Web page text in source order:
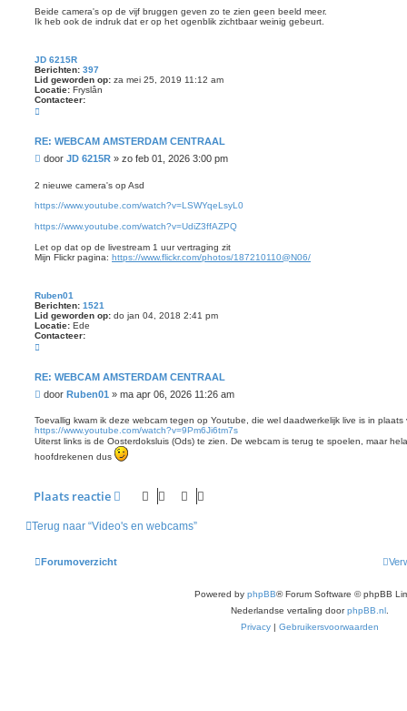
r
i
t
Beide camera's op de vijf bruggen geven zo te zien geen beeld meer.
Ik heb ook de indruk dat er op het ogenblik zichtbaar weinig gebeurt.
JD 6215R
Berichten: 397
Lid geworden op: za mei 25, 2019 11:12 am
Locatie: Fryslân
Contacteer:
t
c
e
J
6
1
5
RE: WEBCAM AMSTERDAM CENTRAAL
B
r
c
door JD 6215R » zo feb 01, 2026 3:00 pm
2 nieuwe camera's op Asd
https://www.youtube.com/watch?v=LSWYqeLsyL0
https://www.youtube.com/watch?v=UdiZ3ffAZPQ
Let op dat op de livestream 1 uur vertraging zit
Mijn Flickr pagina: https://www.flickr.com/photos/187210110@N06/
Ruben01
Berichten: 1521
Lid geworden op: do jan 04, 2018 2:41 pm
Locatie: Ede
Contacteer:
t
c
e
r
R
u
0
RE: WEBCAM AMSTERDAM CENTRAAL
B
r
i
c
h
door Ruben01 » ma apr 06, 2026 11:26 am
Toevallig kwam ik deze webcam tegen op Youtube, die wel daadwerkelijk live is in
https://www.youtube.com/watch?v=9Pm6Ji6tm7s
Uiterst links is de Oosterdoksluis (Ods) te zien. De webcam is terug te spoelen, maar
hoofdrekenen dus
Plaats reactie
Terug naar “Video's en webcams”
Forumoverzicht
Powered by phpBB® Forum Software © phpBB
Nederlandse vertaling doorphpBB.nl.
Privacy| Gebruikersvoorwaarden